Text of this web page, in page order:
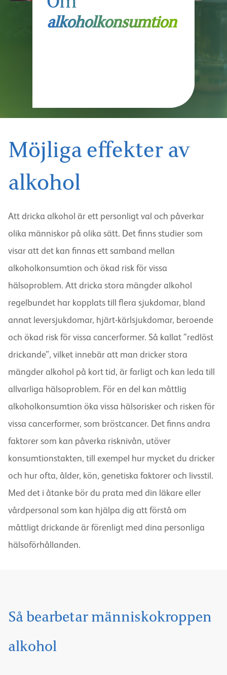
alkoholkonsumtion
Möjliga effekter av
alkohol
Att dricka alkohol är ett personligt val och påverkar
olika människor på olika sätt. Det finns studier som
visar att det kan finnas ett samband mellan
alkoholkonsumtion och ökad risk för vissa
hälsoproblem. Att dricka stora mängder alkohol
regelbundet har kopplats till flera sjukdomar, bland
annat leversjukdomar, hjärt-kärlsjukdomar, beroende
och ökad risk för vissa cancerformer. Så kallat ”redlöst
drickande”, vilket innebär att man dricker stora
mängder alkohol på kort tid, är farligt och kan leda till
allvarliga hälsoproblem. För en del kan måttlig
alkoholkonsumtion öka vissa hälsorisker och risken för
vissa cancerformer, som bröstcancer. Det finns andra
faktorer som kan påverka risknivån, utöver
konsumtionstakten, till exempel hur mycket du dricker
och hur ofta, ålder, kön, genetiska faktorer och livsstil.
Med det i åtanke bör du prata med din läkare eller
vårdpersonal som kan hjälpa dig att förstå om
måttligt drickande är förenligt med dina personliga
hälsoförhållanden.
Så bearbetar människokroppen
alkohol